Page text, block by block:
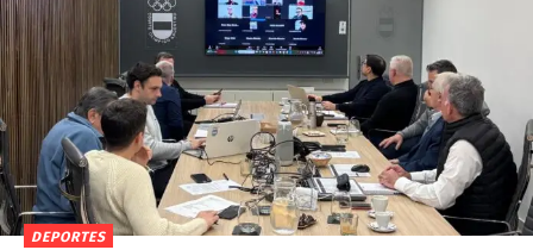
DEPORTES